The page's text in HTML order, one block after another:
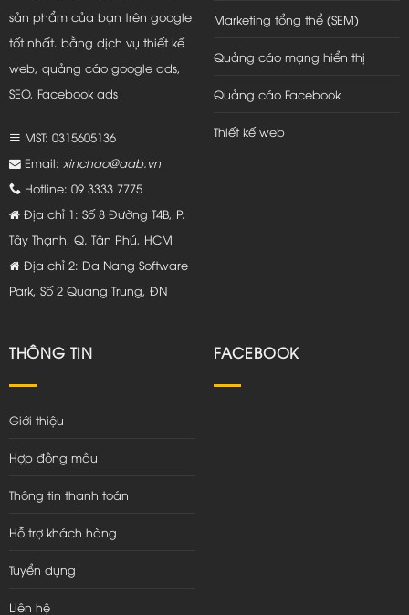
sản phẩm của bạn trên google
tốt nhất. bằng dịch vụ thiết kế
web, quảng cáo google ads,
SEO, Facebook ads
MST: 0315605136
Email: xinchao@aab.vn
Hotline: 09 3333 7775
Địa chỉ 1: Số 8 Đường T4B, P.
Tây Thạnh, Q. Tân Phú, HCM
Địa chỉ 2: Da Nang Software
Park, Số 2 Quang Trung, ĐN
Marketing tổng thể (SEM)
Quảng cáo mạng hiển thị
Quảng cáo Facebook
Thiết kế web
THÔNG TIN
Giới thiệu
Hợp đồng mẫu
Thông tin thanh toán
Hỗ trợ khách hàng
Tuyển dụng
Liên hệ
FACEBOOK